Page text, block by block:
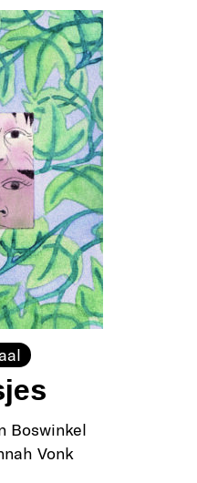
Boswinkel
Vonk